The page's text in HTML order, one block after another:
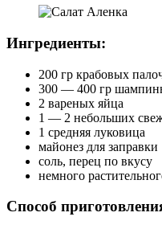
Ингредиенты:
200 гр крабовых
300 — 400 гр
2 вареных яйца
1 — 2 небольших
1 средняя луковица
майонез для заправки
соль, перец по вкусу
немного
Способ